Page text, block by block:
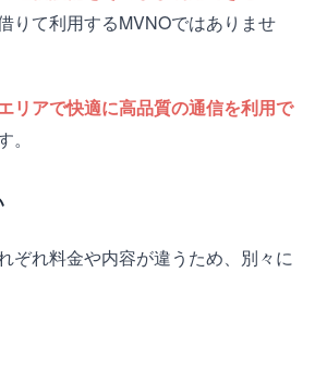
りて利用するMVNOではありませ
リアで快適に高品質の通信を利用で
。
ぞれ料金や内容が違うため、別々に